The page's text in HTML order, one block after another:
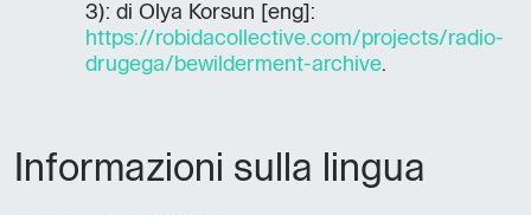
3): di Olya Korsun [eng]:
https://robidacollective.com/projects/radio-
drugega/bewilderment-archive.
Informazioni sulla lingua